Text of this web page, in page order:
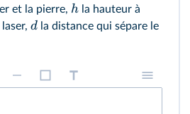
et la pierre, h la hauteur à
d la distance qui sépare le